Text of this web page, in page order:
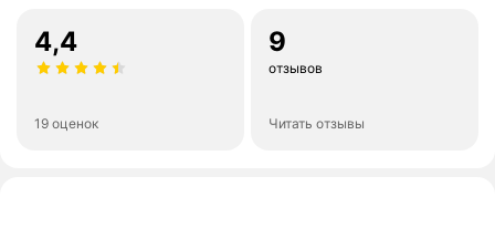
4,4
19 оценок
9
отзывов
Читать отзывы